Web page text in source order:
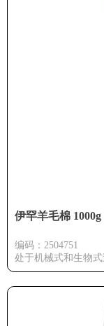
伊罕羊毛棉 1000g
编码：2504751
处于机械式和生物
(EHEIM SYNTH)是